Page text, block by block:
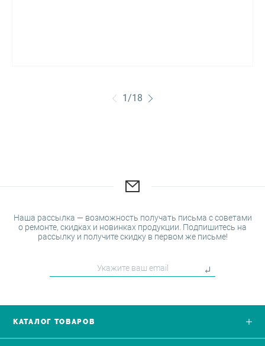
1/18
Наша рассылка — возможность получать письма с советами
о ремонте, скидках и новинках продукции. Подпишитесь на
рассылку и получите скидку в первом же письме!
КАТАЛОГ ТОВАРОВ